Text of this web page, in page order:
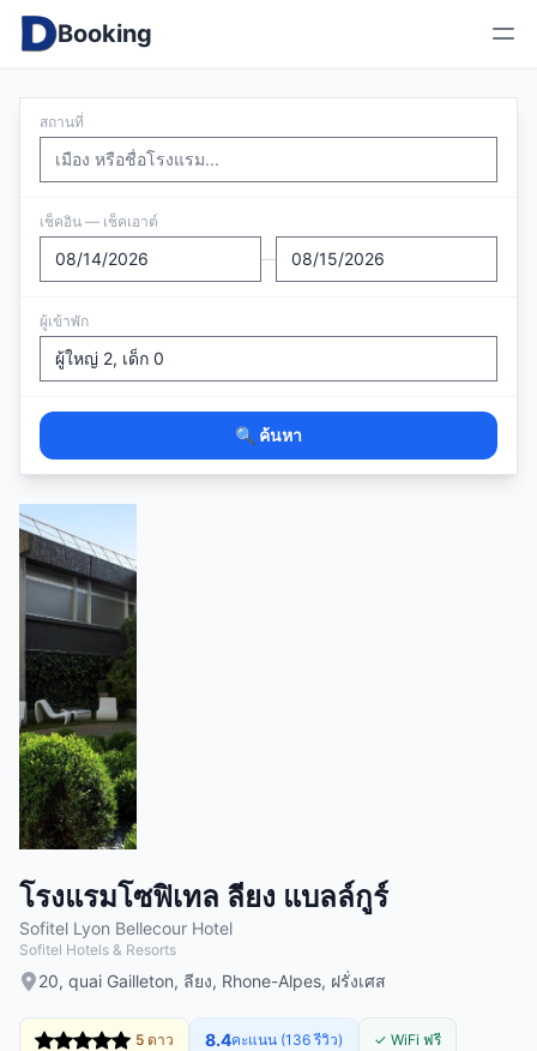
Booking
สถานที่
เช็คอิน — เช็คเอาต์
—
ผู้เข้าพัก
🔍 ค้นหา
โรงแรมโซฟิเทล ลียง แบลล์กูร์
Sofitel Lyon Bellecour Hotel
Sofitel Hotels & Resorts
20, quai Gailleton, ลียง, Rhone-Alpes, ฝรั่งเศส
5 ดาว 8.4คะแนน (136 รีวิว) ✓ WiFi ฟรี